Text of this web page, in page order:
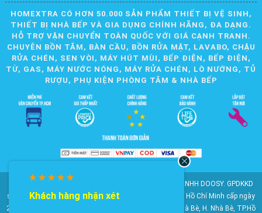
HOMEXTRA CÓ HƠN 50.000 SẢN PHẨM THIẾT BỊ VỆ SINH,
THIẾT BỊ NHÀ BẾP VÀ GIA DỤNG CHÍNH HÃNG, ĐA DẠNG.
HỖ TRỢ VẬN CHUYỂN TOÀN QUỐC VỚI GIÁ CẠNH TRANH.
CHUYÊN BỒN TẮM, BÀN CẦU, BỒN RỬA MẶT, LAVABO, CHẬU
RỬA CHÉN, SEN VÒI, MÁY HÚT MÙI, BẾP ĐIỆN, BẾP ĐIỆN,
TỪ, GAS, MÁY NƯỚC NÓNG, MÁY RỬA CHÉN, LÒ NƯỚNG, TỦ
RƯỢU, PHỤ KIỆN PHÒNG TẮM & NHÀ BẾP
© 2010-2025 Bản quyền nội dung thuộc về CÔNG TY TNHH DOOSY. GPDKKD
số: 0311.807.893 do Sở Kế hoạch và Đầu tư Thành phố Hồ Chí Minh cấp ngày
28/05/2012. Địa chỉ: 2023 Huỳnh Tấn Phát, KP6, TT. Nhà Bè, H. Nhà Bè, TP.Hồ
Khách hàng nhận xét